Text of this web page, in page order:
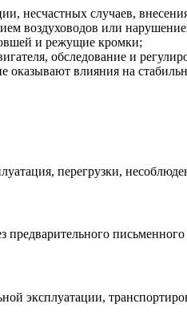
несчастных случаев,
воздуховодов или
и режущие кромки;
обследование и
оказывают влияния на
перегрузки,
эксплуатации,